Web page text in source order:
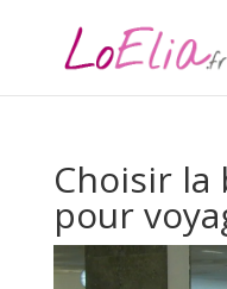
Choisir la
pour